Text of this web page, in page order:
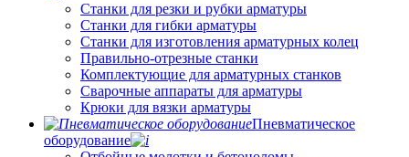
Станки для резки и рубки арматуры
Станки для гибки арматуры
Станки для изготовления арматурных колец
Правильно-отрезные станки
Комплектующие для арматурных станков
Сварочные аппараты для арматуры
Крюки для вязки арматуры
Пневматическое
оборудование